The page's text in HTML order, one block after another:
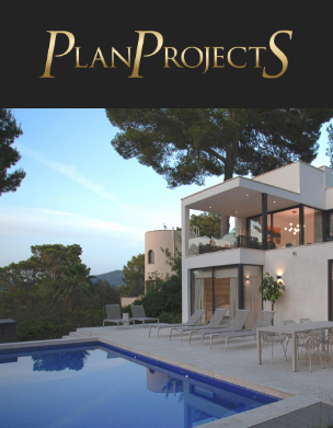
PROJEKTE
DIENSTLEISTUNGEN
ÜBER UNS
BLOG
INVESTITIONEN
TESTIMONIALS